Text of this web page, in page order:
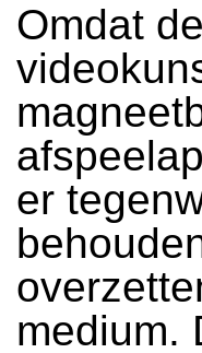
Omdat
er
medium.